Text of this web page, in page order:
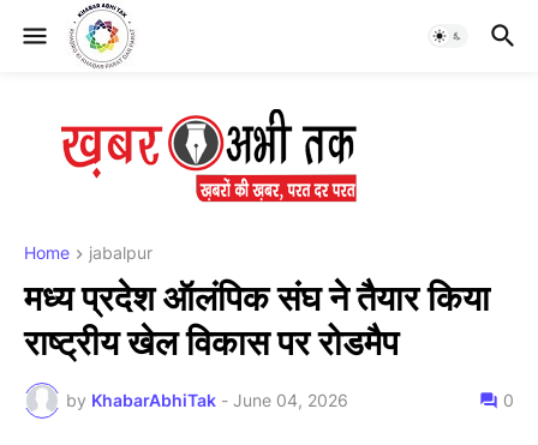
Home jabalpur
मध्य प्रदेश ऑलंपिक संघ ने तैयार किया
राष्ट्रीय खेल विकास पर रोडमैप
by KhabarAbhiTak - June 04, 2026 0